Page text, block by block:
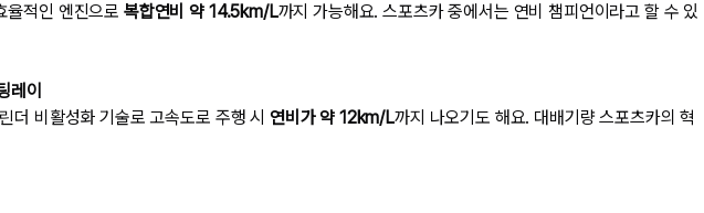
율적인 엔진으로 복합연비 약 14.5km/L까지 가능해요. 스포츠카 중에서는 연비 챔피언이라고 할 수 있
레이
더 비활성화 기술로 고속도로 주행 시 연비가 약 12km/L까지 나오기도 해요. 대배기량 스포츠카의 혁